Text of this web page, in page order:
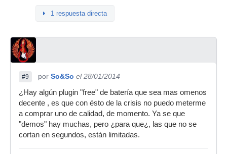
1 respuesta directa
#9 por So&So el 28/01/2014
¿Hay algún plugin "free" de batería que sea mas omenos
decente , es que con ésto de la crisis no puedo meterme
a comprar uno de calidad, de momento. Ya se que
"demos" hay muchas, pero ¿para que¿, las que no se
cortan en segundos, están limitadas.